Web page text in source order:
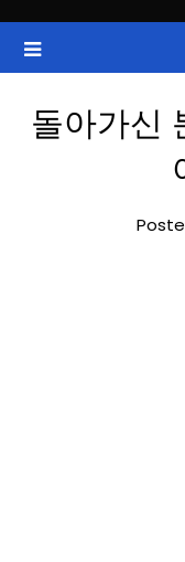
content
ZAN 주식
국내증시, 해외증시, 급
돌아가신